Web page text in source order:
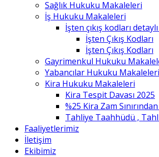
Sağlık Hukuku Makaleleri
İş Hukuku Makaleleri
İşten çıkış kodları
İşten Çıkış Kodları
İşten Çıkış Kodları
Gayrimenkul Hukuku
Yabancılar Hukuku Makaleleri
Kira Hukuku Makaleleri
Kira Tespit Davası 2025
%25 Kira Zam
Tahliye Taahhüdü ,
Faaliyetlerimiz
İletişim
Ekibimiz